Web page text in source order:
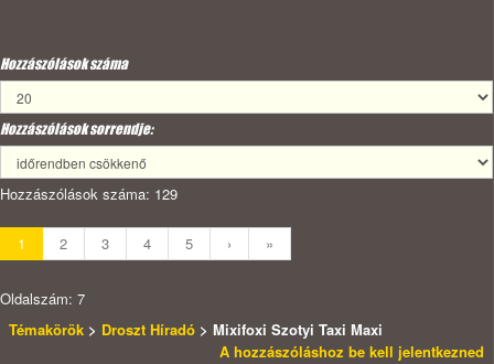
Hozzászólások száma
Hozzászólások sorrendje:
Hozzászólások száma: 129
1 2 3 4 5 › »
Oldalszám: 7
Témakörök > Droszt Híradó > Mixifoxi Szotyi Taxi Maxi
A hozzászóláshoz be kell jelentkezned